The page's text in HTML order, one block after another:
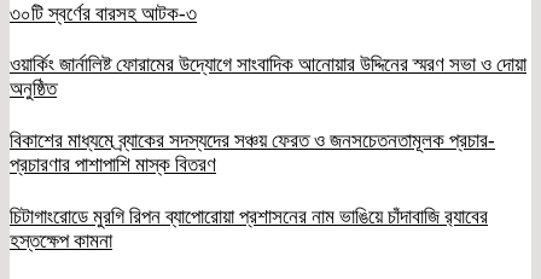
৩০টি স্বর্ণের বারসহ আটক-৩
ওয়ার্কিং জার্নালিষ্ট ফোরামের উদ্যোগে সাংবাদিক আনোয়ার উদ্দিনের স্মরণ সভা ও দোয়া
অনুষ্ঠিত
বিকাশের মাধ্যমে ব্র্যাকের সদস্যদের সঞ্চয় ফেরত ও জনসচেতনতামূলক প্রচার-
প্রচারণার পাশাপাশি মাস্ক বিতরণ
চিটাগাংরোডে মুরগি রিপন ব্যাপোরোয়া প্রশাসনের নাম ভাঙিয়ে চাঁদাবাজি র‌্যাবের
হস্তক্ষেপ কামনা